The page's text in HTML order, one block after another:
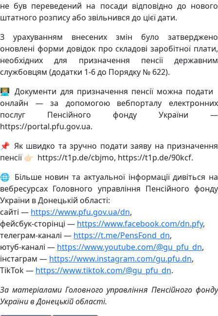
не був переведений на посади відповідно до нового
штатного розпису або звільнився до цієї дати.
З урахуванням внесених змін було затверджено
оновлені форми довідок про складові заробітної плати,
необхідних для призначення пенсії державним
службовцям (додатки 1-6 до Порядку № 622).
👨🏼‍💻 Документи для призначення пенсії можна подати
онлайн — за допомогою вебпорталу електронних
послуг Пенсійного фонду України —
https://portal.pfu.gov.ua.
📌 Як швидко та зручно подати заяву на призначення
пенсії 👉🏻 https://t1p.de/cbjmo, https://t1p.de/90kcf.
🌐 Більше новин та актуальної інформації дивіться на
вебресурсах Головного управління Пенсійного фонду
України в Донецькій області:
сайті — https://www.pfu.gov.ua/dn,
фейсбук-сторінці — https://www.facebook.com/dn.pfy,
телеграм-каналі — https://t.me/PensFond_dn,
ютуб-каналі — https://www.youtube.com/@gu_pfu_dn,
інстаграм — https://www.instagram.com/gu.pfu.dn,
TikTok — https://www.tiktok.com/@gu_pfu_dn.
За матеріалами Головного управління Пенсійного фонду
України в Донецькій області.